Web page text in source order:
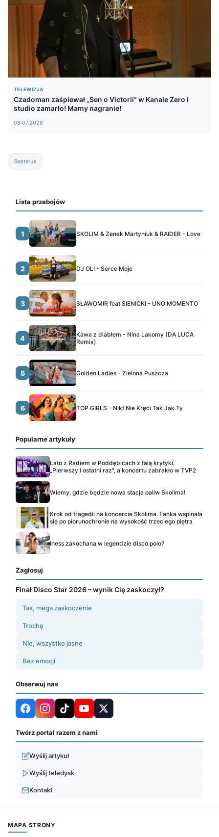
TELEWIZJA
Czadoman zaśpiewał „Sen o Victorii” w Kanale Zero i
studio zamarło! Mamy nagranie!
08.07.2026
Basterus
Lista przebojów
1 SKOLIM & Zenek Martyniuk & RAIDER - Love
2 DJ OLI - Serce Moje
3 SŁAWOMIR feat SIENICKI - UNO MOMENTO
4
Kawa z diabłem - Nina Lakomy (DA LUCA
Remix)
5 Golden Ladies - Zielona Puszcza
6 TOP GIRLS - Nikt Nie Kręci Tak Jak Ty
Popularne artykuły
Lato z Radiem w Poddębicach z falą krytyki.
„Pierwszy i ostatni raz", a koncertu zabrakło w TVP2
Wiemy, gdzie będzie nowa stacja paliw Skolima!
Krok od tragedii na koncercie Skolima. Fanka wspinała
się po piorunochronie na wysokość trzeciego piętra
Iness zakochana w legendzie disco polo?
Zagłosuj
Finał Disco Star 2026 – wynik Cię zaskoczył?
Tak, mega zaskoczenie
Trochę
Nie, wszystko jasne
Bez emocji
Obserwuj nas
Twórz portal razem z nami
Wyślij artykuł
Wyślij teledysk
Kontakt
MAPA STRONY